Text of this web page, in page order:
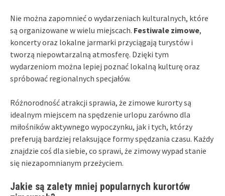
Nie można zapomnieć o wydarzeniach kulturalnych, które
są organizowane w wielu miejscach. Festiwale zimowe,
koncerty oraz lokalne jarmarki przyciągają turystów i
tworzą niepowtarzalną atmosferę. Dzięki tym
wydarzeniom można lepiej poznać lokalną kulturę oraz
spróbować regionalnych specjałów.
Różnorodność atrakcji sprawia, że zimowe kurorty są
idealnym miejscem na spędzenie urlopu zarówno dla
miłośników aktywnego wypoczynku, jak i tych, którzy
preferują bardziej relaksujące formy spędzania czasu. Każdy
znajdzie coś dla siebie, co sprawi, że zimowy wypad stanie
się niezapomnianym przeżyciem.
Jakie są zalety mniej popularnych kurortów